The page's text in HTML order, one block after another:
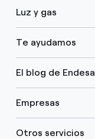
Luz y gas
Te ayudamos
El blog de Endesa
Empresas
Otros servicios